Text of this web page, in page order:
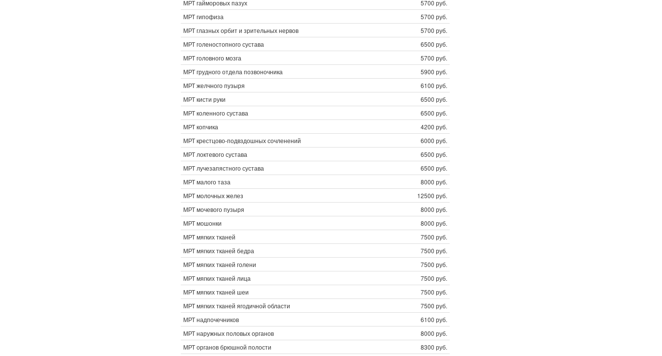
МРТ гайморовых пазух
5700 руб.
МРТ гипофиза
5700 руб.
МРТ глазных орбит и зрительных нервов
5700 руб.
МРТ голеностопного сустава
6500 руб.
МРТ головного мозга
5700 руб.
МРТ грудного отдела позвоночника
5900 руб.
МРТ желчного пузыря
6100 руб.
МРТ кисти руки
6500 руб.
МРТ коленного сустава
6500 руб.
МРТ копчика
4200 руб.
МРТ крестцово-подвздошных сочленений
6000 руб.
МРТ локтевого сустава
6500 руб.
МРТ лучезапястного сустава
6500 руб.
МРТ малого таза
8000 руб.
МРТ молочных желез
12500 руб.
МРТ мочевого пузыря
8000 руб.
МРТ мошонки
8000 руб.
МРТ мягких тканей
7500 руб.
МРТ мягких тканей бедра
7500 руб.
МРТ мягких тканей голени
7500 руб.
МРТ мягких тканей лица
7500 руб.
МРТ мягких тканей шеи
7500 руб.
МРТ мягких тканей ягодичной области
7500 руб.
МРТ надпочечников
6100 руб.
МРТ наружных половых органов
8000 руб.
МРТ органов брюшной полости
8300 руб.